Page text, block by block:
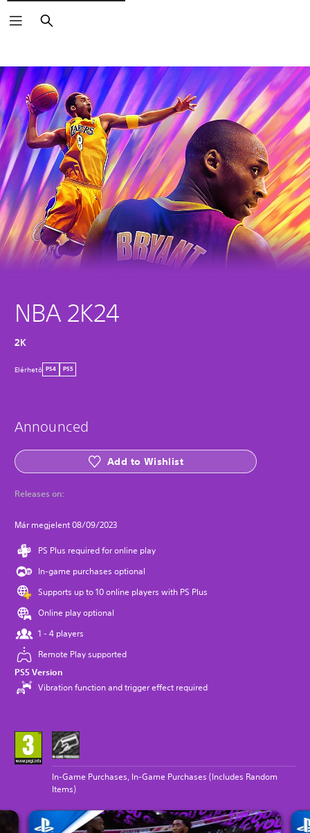
Keresés
NBA 2K24
2K
Elérhetö PS4 PS5
Announced
Add to Wishlist
Releases on:
Már megjelent 08/09/2023
PS Plus required for online play
In-game purchases optional
Supports up to 10 online players with PS Plus
Online play optional
1 - 4 players
Remote Play supported
PS5 Version
Vibration function and trigger effect required
In-Game Purchases, In-Game Purchases (Includes Random
Items)